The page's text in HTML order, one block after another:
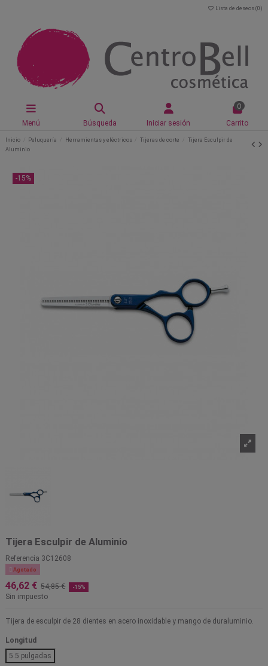
Lista de deseos (0 )
Menú Búsqueda Iniciar sesión
0
Carrito
Inicio Peluquería Herramientas y eléctricos Tijeras de corte
Tijera Esculpir de
Aluminio
-15%
Tijera Esculpir de Aluminio
Referencia 3C12608
 Agotado
46,62 € 54,85 € -15%
Sin impuesto
Tijera de esculpir de 28 dientes en acero inoxidable y mango de duraluminio.
Longitud
5.5 pulgadas